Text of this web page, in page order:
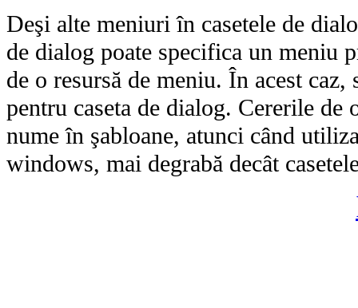
Deşi alte meniuri în casetele de
de dialog poate specifica un meniu
de o resursă de meniu. În acest
pentru caseta de dialog. Cererile
nume în şabloane, atunci când
windows, mai degrabă decât